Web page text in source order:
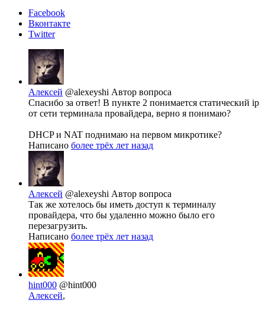
Facebook
Вконтакте
Twitter
Алексей @alexeyshi Автор вопроса
Спасибо за ответ! В пункте 2 понимается статический ip
от сети терминала провайдера, верно я понимаю?
DHCP и NAT поднимаю на первом микротике?
Написано более трёх лет назад
Алексей @alexeyshi Автор вопроса
Так же хотелось бы иметь доступ к терминалу
провайдера, что бы удаленно можно было его
перезагрузить.
Написано более трёх лет назад
hint000 @hint000
Алексей,